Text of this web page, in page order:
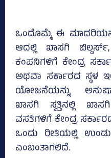
ಒಂದೊಮ್ಮೆ ಈ
ಆದಲ್ಲಿ ಖಾಸಗಿ
ಕಂಪನಿಗಳಿಗೆ ಕೇಂದ್ರ
ಅಥವಾ ಸರ್ಕಾರದ ಸ್ಥಳ
ಯೋಜನೆಯನ್ನು
ಖಾಸಗಿ ಸ್ವತ್ತಿನಲ್ಲಿ
ವಸತಿಗಳಿಗೆ ಕೇಂದ್ರ
ಒಂದು ರೀತಿಯಲ್ಲಿ
ಎಂಬಂತಾಗಲಿದೆ.